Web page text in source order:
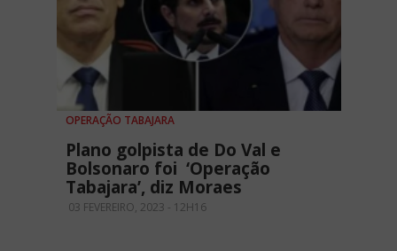
OPERAÇÃO TABAJARA
Plano golpista de Do Val e
Bolsonaro foi ‘Operação
Tabajara’, diz Moraes
03 FEVEREIRO, 2023 - 12H16